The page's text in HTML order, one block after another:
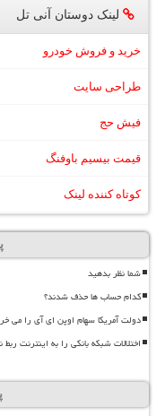
لینک دوستان آنی تل
خرید و فروش خودرو
طراحی سایت
فیش حج
قیمت بیسیم باوفنگ
کوتاه کننده لینک
شما نظر بدهید
کدام حساب ها حذف شدند؟
دولت آمریکا سهام اوپن ای آی را می
اختلالات شبکه بانکی را به اینترنت